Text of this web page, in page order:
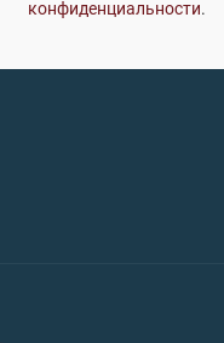
конфиденциальности.